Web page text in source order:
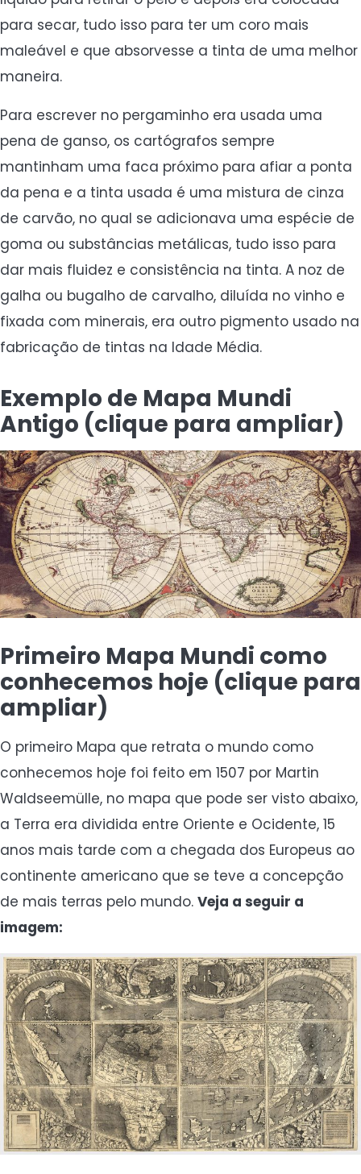
para secar, tudo isso para ter um coro mais
maleável e que absorvesse a tinta de uma melhor
maneira.
Para escrever no pergaminho era usada uma
pena de ganso, os cartógrafos sempre
mantinham uma faca próximo para afiar a ponta
da pena e a tinta usada é uma mistura de cinza
de carvão, no qual se adicionava uma espécie de
goma ou substâncias metálicas, tudo isso para
dar mais fluidez e consistência na tinta. A noz de
galha ou bugalho de carvalho, diluída no vinho e
fixada com minerais, era outro pigmento usado na
fabricação de tintas na Idade Média.
Exemplo de Mapa Mundi
Antigo (clique para ampliar)
Primeiro Mapa Mundi como
conhecemos hoje (clique para
ampliar)
O primeiro Mapa que retrata o mundo como
conhecemos hoje foi feito em 1507 por Martin
Waldseemülle, no mapa que pode ser visto abaixo,
a Terra era dividida entre Oriente e Ocidente, 15
anos mais tarde com a chegada dos Europeus ao
continente americano que se teve a concepção
de mais terras pelo mundo. Veja a seguir a
imagem: